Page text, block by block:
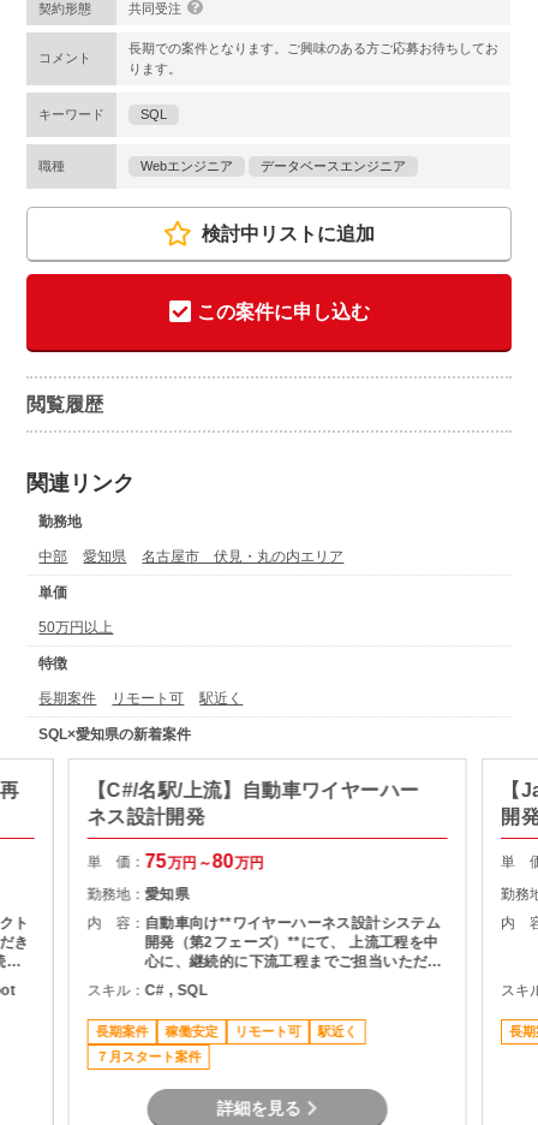
契約形態 共同受注
コメント
長期での案件となります。ご興味のある方ご応募お待ちしてお
ります。
キーワード SQL
職種 Webエンジニア データベースエンジニア
検討中リストに追加
この案件に申し込む
閲覧履歴
関連リンク
勤務地
中部 愛知県 名古屋市 伏見・丸の内エリア
単価
50万円以上
特徴
長期案件 リモート可 駅近く
SQL×愛知県の新着案件
ト
き
参
の
【C#/名駅/上流】自動車ワイヤーハー
ネス設計開発
単 価： 75万円～80万円
勤務地：愛知県
内 容： 自動車向け**ワイヤーハーネス設計システム
開発（第2フェーズ）**にて、 上流工程を中
心に、継続的に下流工程までご担当いただく
案件です。 （主な業務内容） 要件定義 外部
設計 関係部署・関係会社との仕様調整 （継
続参画の場合） - 国内向け開発対応 - 開発メ
ンバーの支援・レビュー ※開発自体はオフシ
ョア中心のため、C#は「読めるレベル」で
のクライアント先 在宅勤務あり（頻度は要確
認） 出社＋リモートのハイブリッド勤務
スキル：C# , SQL
長期案件 稼働安定 リモート可
駅近く
７月スタート案件
詳細を見る
【
開
単
勤務
内
スキ
長期